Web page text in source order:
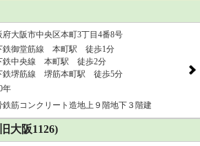
府大阪市中央区本町3丁目4番8号
鉄御堂筋線 本町駅 徒歩1分
鉄中央線 本町駅 徒歩2分
鉄堺筋線 堺筋本町駅 徒歩5分
年
鉄筋コンクリート造地上９階地下３階建
大阪1126)